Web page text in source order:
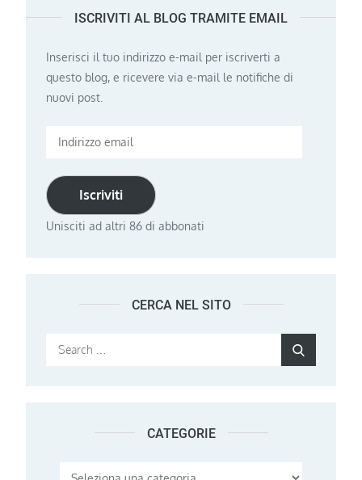
articoli
ISCRIVITI AL BLOG TRAMITE EMAIL
Inserisci il tuo indirizzo e-mail per iscriverti a
questo blog, e ricevere via e-mail le notifiche di
nuovi post.
Indirizzo
Iscriviti
Unisciti ad altri 86 di abbonati
CERCA NEL SITO
Search
CATEGORIE
Categorie